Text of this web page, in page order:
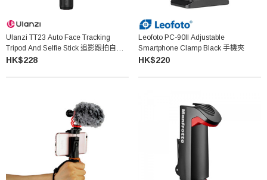
Ulanzi TT23 Auto Face Tracking
Tripod And Selfie Stick 追影跟拍自拍
棒
HK$228
Leofoto PC-90II Adjustable
Smartphone Clamp Black 手機夾
HK$220